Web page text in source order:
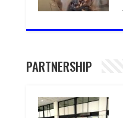
PARTNERSHIP